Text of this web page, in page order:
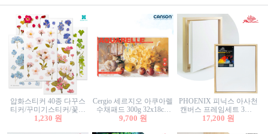
압화스티커 40종 다꾸스
티커/꾸미기스티커/꽃스
티커/압화꽃책갈피/팬시
1,230 원
Cergio 세르지오 아쿠아렐
수채패드 300g 32x18cm
12매 1면제본
9,700 원
PHOENIX 피닉스 아사천
캔버스 프레임세트 3호F
27.3x22cm 캔버스와 올림
17,200 원